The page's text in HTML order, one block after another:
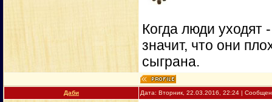
Когда люди уходят
значит, что они
сыграна.
Даби Дата: Вторник, 22.03.2016, 22:24 |